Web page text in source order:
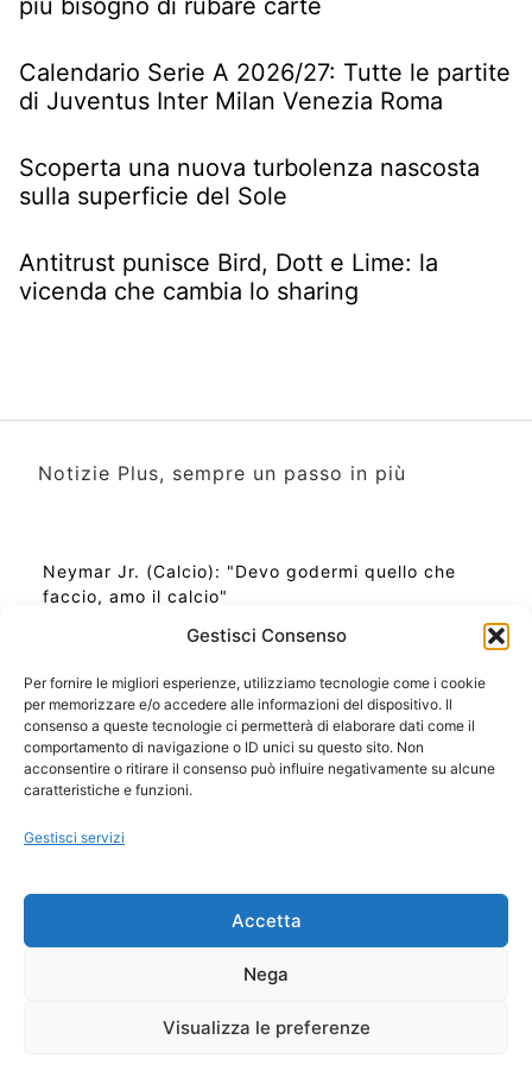
Gestisci Consenso
Per fornire le migliori esperienze, utilizziamo tecnologie come i cookie
per memorizzare e/o accedere alle informazioni del dispositivo. Il
consenso a queste tecnologie ci permetterà di elaborare dati come il
comportamento di navigazione o ID unici su questo sito. Non
acconsentire o ritirare il consenso può influire negativamente su alcune
caratteristiche e funzioni.
Gestisci servizi
Accetta
Nega
Visualizza le preferenze
Calendario Serie A 2026/27: Tutte le partite
di Juventus Inter Milan Venezia Roma
Scoperta una nuova turbolenza nascosta
sulla superficie del Sole
Antitrust punisce Bird, Dott e Lime: la
vicenda che cambia lo sharing
Notizie Plus, sempre un passo in più
Neymar Jr. (Calcio): "Devo godermi quello che
faccio, amo il calcio"
Ora Esatta in Italia in questo momento
Ti Senti Strano Ultimamente? Potrebbe Essere per
la Risonanza di Schumann
Come Sapere Se Stai Ascendendo alla Quinta
Copyright 2026 NotiziePlus.com
📰 Contenuto Umano Verificato
Privacy Coockie
Pubblicità